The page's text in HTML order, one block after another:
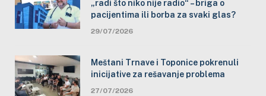
„radi što niko nije radio“ – briga o
pacijentima ili borba za svaki glas?
29/07/2026
Meštani Trnave i Toponice pokrenuli
inicijative za rešavanje problema
27/07/2026